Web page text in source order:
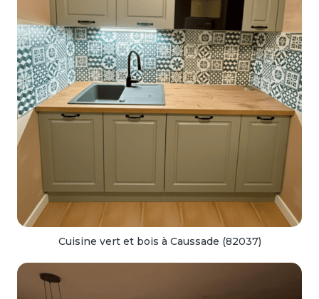
Cuisine vert et bois à Caussade (82037)